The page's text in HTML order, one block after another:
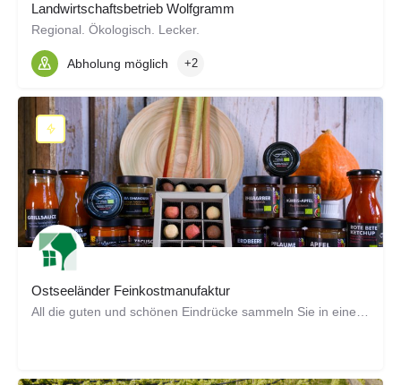
Landwirtschaftsbetrieb Wolfgramm
Regional. Ökologisch. Lecker.
Abholung möglich +2
Ostseeländer Feinkostmanufaktur